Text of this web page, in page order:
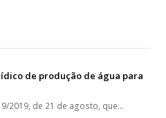
de produção de água para
2019, de 21 de agosto, que…